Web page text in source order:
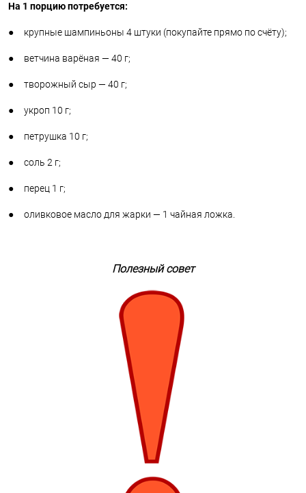
На 1 порцию потребуется:
● крупные шампиньоны 4 штуки (покупайте прямо по счёту);
● ветчина варёная — 40 г;
● творожный сыр — 40 г;
● укроп 10 г;
● петрушка 10 г;
● соль 2 г;
● перец 1 г;
● оливковое масло для жарки — 1 чайная ложка.
Полезный совет